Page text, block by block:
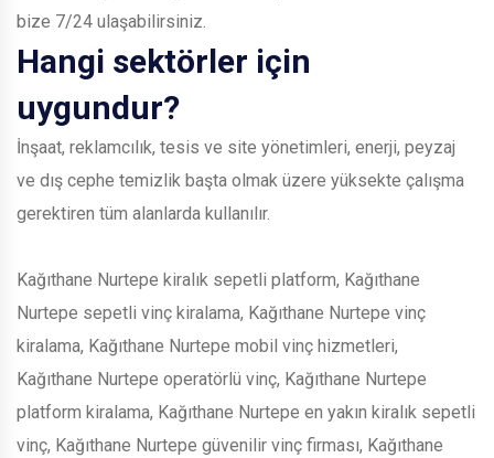
bize 7/24 ulaşabilirsiniz.
Hangi sektörler için
uygundur?
İnşaat, reklamcılık, tesis ve site yönetimleri, enerji, peyzaj
ve dış cephe temizlik başta olmak üzere yüksekte çalışma
gerektiren tüm alanlarda kullanılır.
Kağıthane Nurtepe kiralık sepetli platform, Kağıthane
Nurtepe sepetli vinç kiralama, Kağıthane Nurtepe vinç
kiralama, Kağıthane Nurtepe mobil vinç hizmetleri,
Kağıthane Nurtepe operatörlü vinç, Kağıthane Nurtepe
platform kiralama, Kağıthane Nurtepe en yakın kiralık sepetli
vinç, Kağıthane Nurtepe güvenilir vinç firması, Kağıthane